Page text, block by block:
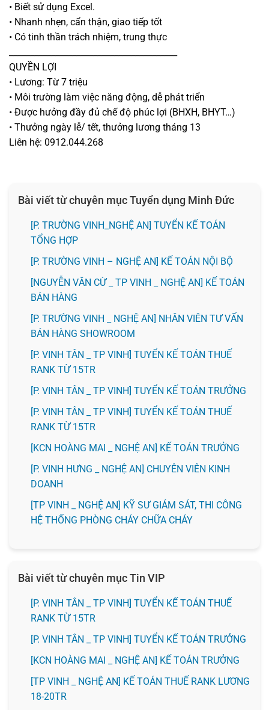
• Biết sử dụng Excel.
• Nhanh nhẹn, cẩn thận, giao tiếp tốt
• Có tinh thần trách nhiệm, trung thực
QUYỀN LỢI
• Lương: Từ 7 triệu
• Môi trường làm việc năng động, dễ phát triển
• Được hưởng đầy đủ chế độ phúc lợi (BHXH, BHYT…)
• Thưởng ngày lễ/ tết, thưởng lương tháng 13
Liên hệ: 0912.044.268
Bài viết từ chuyên mục Tuyển dụng Minh Đức
[P. TRƯỜNG VINH_NGHỆ AN] TUYỂN KẾ TOÁN
TỔNG HỢP
[P. TRƯỜNG VINH – NGHỆ AN] KẾ TOÁN NỘI BỘ
[NGUYỄN VĂN CỪ _ TP VINH _ NGHỆ AN] KẾ TOÁN
BÁN HÀNG
[P. TRƯỜNG VINH _ NGHỆ AN] NHÂN VIÊN TƯ VẤN
BÁN HÀNG SHOWROOM
[P. VINH TÂN _ TP VINH] TUYỂN KẾ TOÁN THUẾ
RANK TỪ 15TR
[P. VINH TÂN _ TP VINH] TUYỂN KẾ TOÁN TRƯỞNG
[P. VINH TÂN _ TP VINH] TUYỂN KẾ TOÁN THUẾ
RANK TỪ 15TR
️[KCN HOÀNG MAI _ NGHỆ AN] KẾ TOÁN TRƯỞNG
️[P. VINH HƯNG _ NGHỆ AN] CHUYÊN VIÊN KINH
DOANH
[TP VINH _ NGHỆ AN] KỸ SƯ GIÁM SÁT, THI CÔNG
HỆ THỐNG PHÒNG CHÁY CHỮA CHÁY
Bài viết từ chuyên mục Tin VIP
[P. VINH TÂN _ TP VINH] TUYỂN KẾ TOÁN THUẾ
RANK TỪ 15TR
[P. VINH TÂN _ TP VINH] TUYỂN KẾ TOÁN TRƯỞNG
️[KCN HOÀNG MAI _ NGHỆ AN] KẾ TOÁN TRƯỞNG
[TP VINH _ NGHỆ AN] KẾ TOÁN THUẾ RANK LƯƠNG
18-20TR